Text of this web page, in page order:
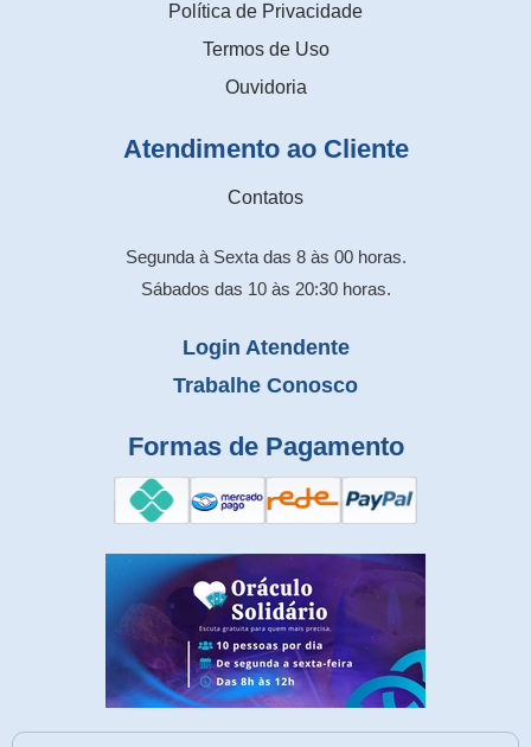
Política de Privacidade
Termos de Uso
Ouvidoria
Atendimento ao Cliente
Contatos
Segunda à Sexta das 8 às 00 horas.
Sábados das 10 às 20:30 horas.
Login Atendente
Trabalhe Conosco
Formas de Pagamento